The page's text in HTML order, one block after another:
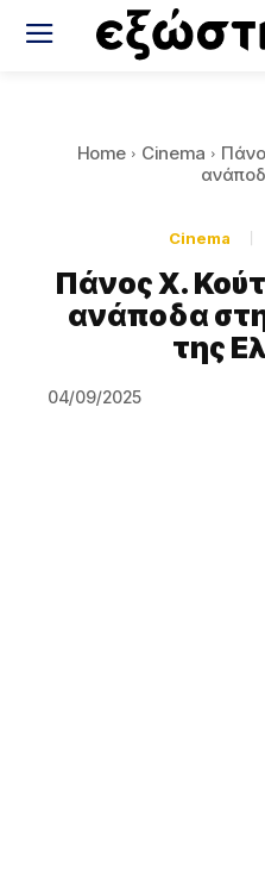
Home Cinema
Cinema
Πάνος Χ.
ανάποδα
της
04/09/2025